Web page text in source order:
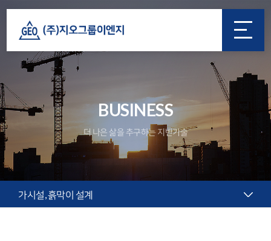
BUSINESS
더 나은 삶을 추구하는 지반기술
가시설, 흙막이 설계